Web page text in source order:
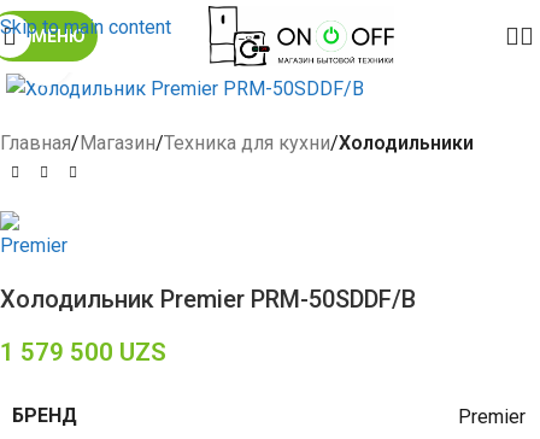
Skip to main content
МЕНЮ
Click to enlarge
Главная Магазин Техника для кухни Холодильники
Холодильник Premier PRM-50SDDF/B
1 579 500 UZS
БРЕНД Premier